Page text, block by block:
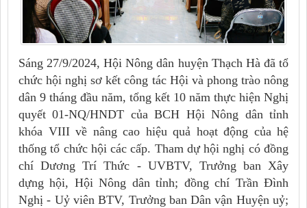
Sáng 27/9/2024, Hội Nông dân huyện Thạch Hà đã tổ
chức hội nghị sơ kết công tác Hội và phong trào nông
dân 9 tháng đầu năm, tổng kết 10 năm thực hiện Nghị
quyết 01-NQ/HNDT của BCH Hội Nông dân tỉnh
khóa VIII về nâng cao hiệu quả hoạt động của hệ
thống tổ chức hội các cấp. Tham dự hội nghị có đồng
chí Dương Trí Thức - UVBTV, Trưởng ban Xây
dựng hội, Hội Nông dân tỉnh; đồng chí Trần Đình
Nghị - Uỷ viên BTV, Trưởng ban Dân vận Huyện uỷ;